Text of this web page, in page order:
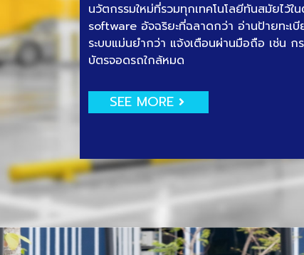
นวัตกรรมใหม่ที่รวมทุกเทคโนโลยีทันสมัยไว้ใ
software อัจฉริยะที่ฉลาดกว่า อ่านป้ายทะเ
ระบบแม่นยำกว่า แจ้งเตือนผ่านมือถือ เช่น ก
บัตรจอดรถใกล้หมด
SEE MORE